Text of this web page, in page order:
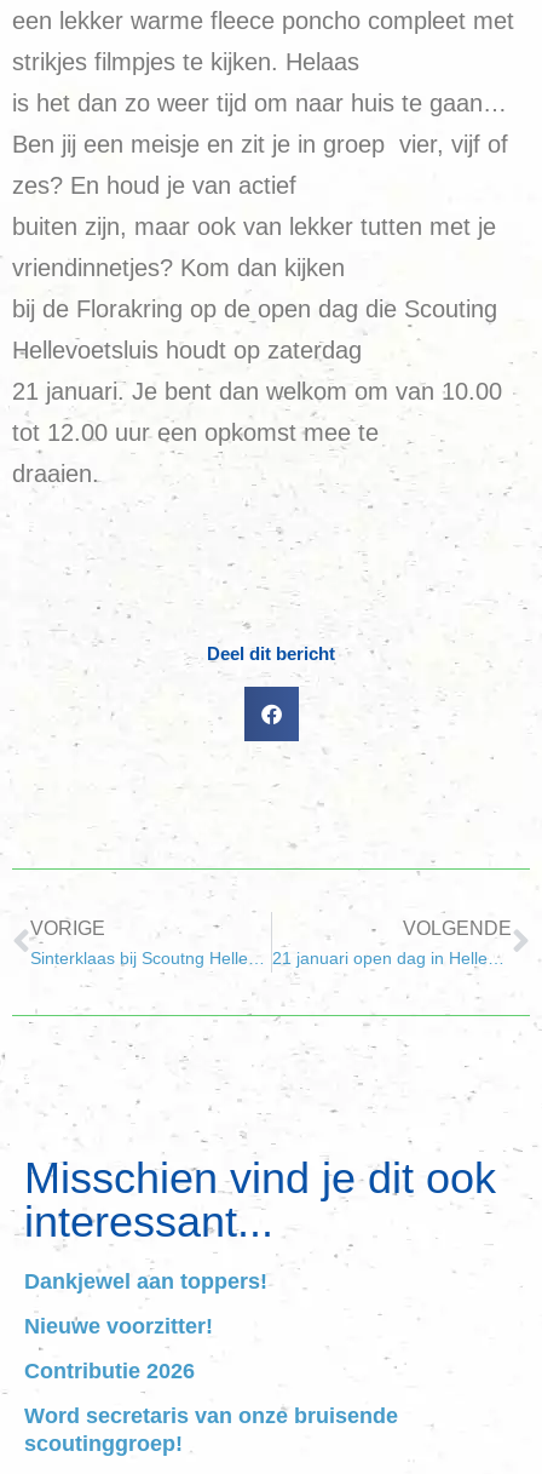
een lekker warme fleece poncho compleet met
strikjes filmpjes te kijken. Helaas
is het dan zo weer tijd om naar huis te gaan…
Ben jij een meisje en zit je in groep vier, vijf of
zes? En houd je van actief
buiten zijn, maar ook van lekker tutten met je
vriendinnetjes? Kom dan kijken
bij de Florakring op de open dag die Scouting
Hellevoetsluis houdt op zaterdag
21 januari. Je bent dan welkom om van 10.00
tot 12.00 uur een opkomst mee te
draaien.
Deel dit bericht
VORIGE VOLGENDE
21 januari open dag in Hellevoetsluis
Misschien vind je dit ook
interessant...
Dankjewel aan toppers!
Nieuwe voorzitter!
Contributie 2026
Word secretaris van onze bruisende
scoutinggroep!